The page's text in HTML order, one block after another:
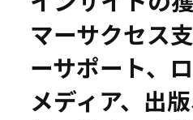
事例
セミナー
マーサクセス
ーサポート、
メディア、出